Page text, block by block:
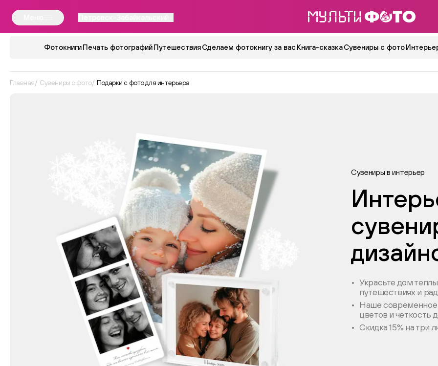
Фотокниги Печать фотографий Путешествия Сделаем фотокнигу за вас Книга-сказка Сувениры с фото
Главная Сувениры с фото Подарки с фото для интерьера
Сувениры в интерьер
Украсьте дом
путешествиях и
Наше современное
цветов и четкость
Скидка 15% на три